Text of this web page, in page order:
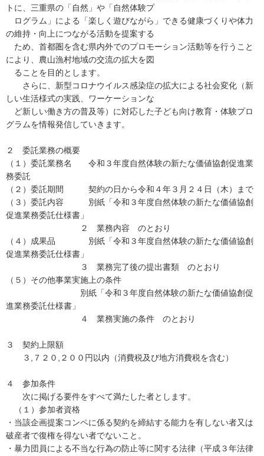
トに、三重県の「自然」や「自然体験プ
ログラム」による「楽しく遊びながら」できる健康づくりや体力
の維持・向上につながる活動を提案する
ため、首都圏を含む県内外でのプロモーション活動等を行うこと
により、農山漁村地域の交流の拡大を図
ることを目的とします。
さらに、新型コロナウイルス感染症の拡大による社会変化（新
しい生活様式の実践、ワーケーションな
ど新しい働き方の普及等）に対応した子ども向け教育・体験プロ
グラムを情報発信していきます。
２ 委託業務の概要
（１）委託業務名 令和３年度自然体験の新たな価値協創促進業
務委託
（２）委託期間 契約の日から令和４年３月２４日（木）まで
（３）委託内容 別紙「令和３年度自然体験の新たな価値協創
促進業務委託仕様書」
２ 業務内容 のとおり
（４）成果品 別紙「令和３年度自然体験の新たな価値協創
促進業務委託仕様書」
３ 業務完了後の提出書類 のとおり
（５）その他事業実施上の条件
別紙「令和３年度自然体験の新たな価値協創促
進業務委託仕様書」
４ 業務実施の条件 のとおり
３ 契約上限額
３,７２０,２００円以内（消費税及び地方消費税を含む）
４ 参加条件
次に掲げる要件をすべて満たした者とします。
（１）参加者資格
・当該企画提案コンペに係る契約を締結する能力を有しない者又は
破産者で復権を得ない者でないこと。
・暴力団員による不当な行為の防止等に関する法律（平成３年法律